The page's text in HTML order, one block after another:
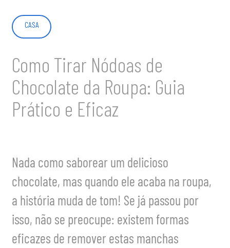
CASA
Como Tirar Nódoas de
Chocolate da Roupa: Guia
Prático e Eficaz
Nada como saborear um delicioso
chocolate, mas quando ele acaba na roupa,
a história muda de tom! Se já passou por
isso, não se preocupe: existem formas
eficazes de remover estas manchas